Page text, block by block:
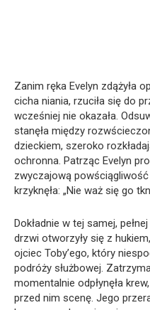
Zanim ręka Evelyn zdążyła
cicha niania, rzuciła się do
wcześniej nie okazała.
stanęła między
dzieckiem, szeroko
ochronna. Patrząc Evelyn
zwyczajową
krzyknęła: „Nie waż się go
Dokładnie w tej samej,
drzwi otworzyły się z
ojciec Toby’ego, który
podróży służbowej.
momentalnie odpłynęła
przed nim scenę. Jego